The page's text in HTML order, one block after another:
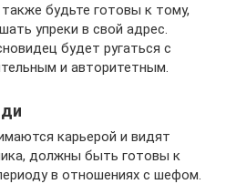
будьте готовы к тому,
упреки в свой адрес.
будет ругаться с
и авторитетным.
карьерой и видят
должны быть готовы к
в отношениях с шефом.